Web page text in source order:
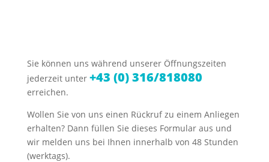
Sie können uns während unserer Öffnungszeiten
jederzeit unter +43 (0) 316/818080
erreichen.
Wollen Sie von uns einen Rückruf zu einem Anliegen
erhalten? Dann füllen Sie dieses Formular aus und
wir melden uns bei Ihnen innerhalb von 48 Stunden
(werktags).